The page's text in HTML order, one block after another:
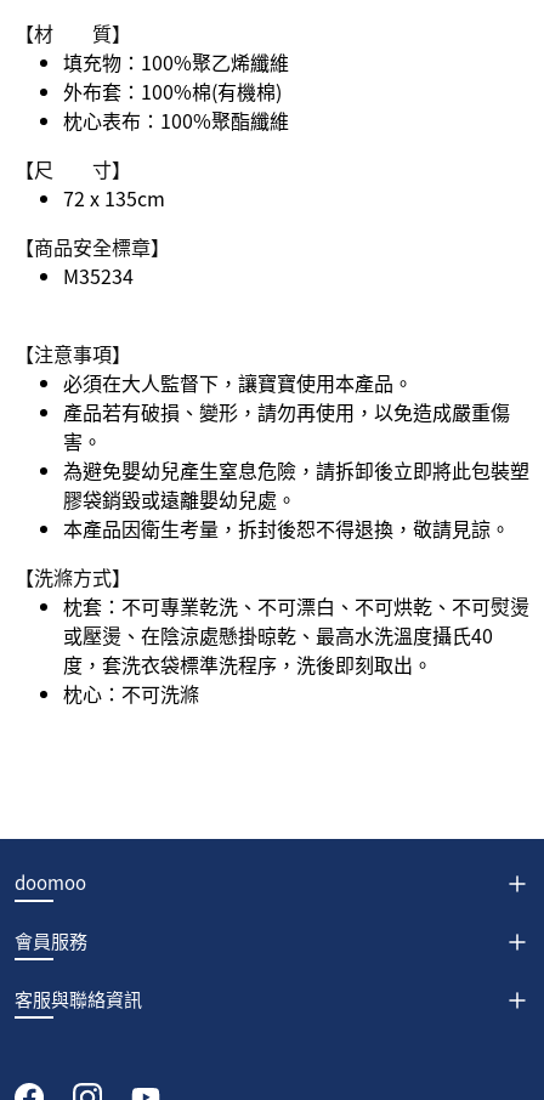
【材 質】
填充物：100%聚乙烯纖維
外布套：100%棉(有機棉)
枕心表布：100%聚酯纖維
【尺 寸】
72 x 135cm
【商品安全標章】
M35234
【注意事項】
必須在大人監督下，讓寶寶使用本產品。
產品若有破損、變形，請勿再使用，以免造成嚴重傷
害。
為避免嬰幼兒產生窒息危險，請拆卸後立即將此包裝塑
膠袋銷毀或遠離嬰幼兒處。
本產品因衛生考量，拆封後恕不得退換，敬請見諒。
【洗滌方式】
枕套：不可專業乾洗、不可漂白、不可烘乾、不可熨燙
或壓燙、在陰涼處懸掛晾乾、最高水洗溫度攝氏40
度，套洗衣袋標準洗程序，洗後即刻取出。
枕心：不可洗滌
doomoo
會員服務
客服與聯絡資訊